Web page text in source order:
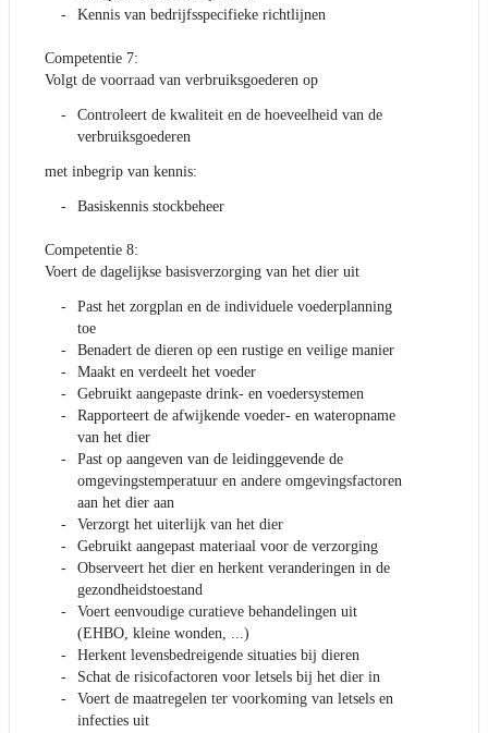
Kennis van bedrijfsspecifieke richtlijnen
Competentie 7:
Volgt de voorraad van verbruiksgoederen op
Controleert de kwaliteit en de hoeveelheid van de
verbruiksgoederen
met inbegrip van kennis:
Basiskennis stockbeheer
Competentie 8:
Voert de dagelijkse basisverzorging van het dier uit
Past het zorgplan en de individuele voederplanning
toe
Benadert de dieren op een rustige en veilige manier
Maakt en verdeelt het voeder
Gebruikt aangepaste drink- en voedersystemen
Rapporteert de afwijkende voeder- en wateropname
van het dier
Past op aangeven van de leidinggevende de
omgevingstemperatuur en andere omgevingsfactoren
aan het dier aan
Verzorgt het uiterlijk van het dier
Gebruikt aangepast materiaal voor de verzorging
Observeert het dier en herkent veranderingen in de
gezondheidstoestand
Voert eenvoudige curatieve behandelingen uit
(EHBO, kleine wonden, ...)
Herkent levensbedreigende situaties bij dieren
Schat de risicofactoren voor letsels bij het dier in
Voert de maatregelen ter voorkoming van letsels en
infecties uit